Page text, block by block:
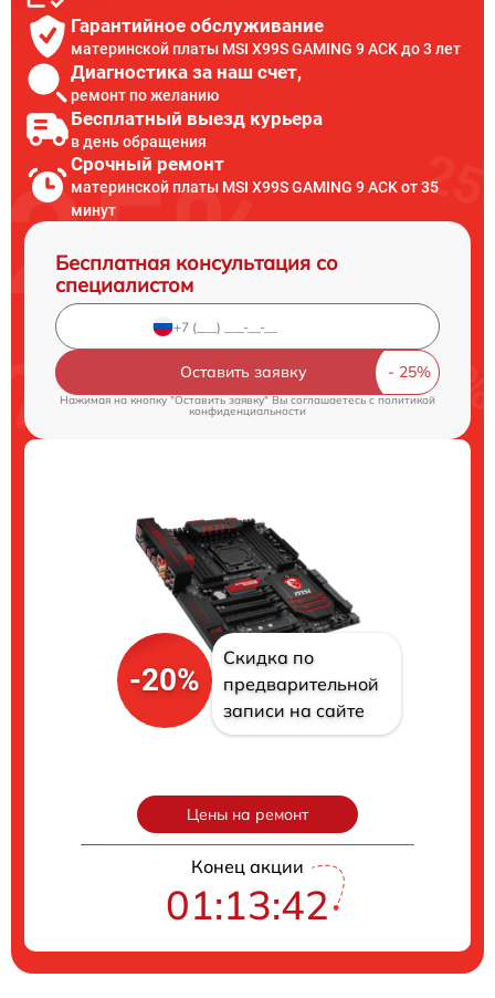
Гарантийное обслуживание
материнской платы MSI X99S GAMING 9 ACK до 3 лет
Диагностика за наш счет,
ремонт по желанию
Бесплатный выезд курьера
в день обращения
Срочный ремонт
материнской платы MSI X99S GAMING 9 ACK от 35
минут
Бесплатная консультация со
специалистом
Оставить заявку
Нажимая на кнопку "Оставить заявку" Вы соглашаетесь cполитикой
конфиденциальности
-20%
Скидка по
предварительной
записи на сайте
Цены на ремонт
Конец акции
01:13:41